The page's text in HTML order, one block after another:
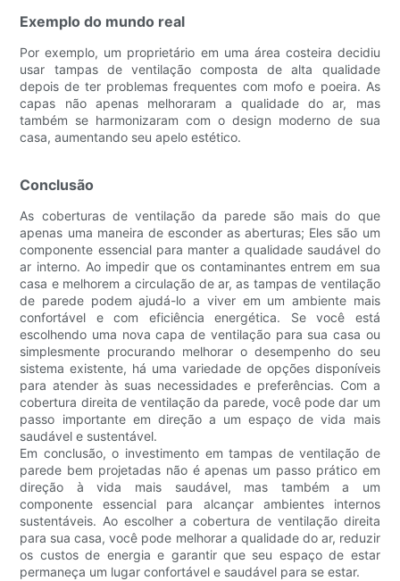
Exemplo do mundo real
Por exemplo, um proprietário em uma área costeira decidiu
usar tampas de ventilação composta de alta qualidade
depois de ter problemas frequentes com mofo e poeira. As
capas não apenas melhoraram a qualidade do ar, mas
também se harmonizaram com o design moderno de sua
casa, aumentando seu apelo estético.
Conclusão
As coberturas de ventilação da parede são mais do que
apenas uma maneira de esconder as aberturas; Eles são um
componente essencial para manter a qualidade saudável do
ar interno. Ao impedir que os contaminantes entrem em sua
casa e melhorem a circulação de ar, as tampas de ventilação
de parede podem ajudá-lo a viver em um ambiente mais
confortável e com eficiência energética. Se você está
escolhendo uma nova capa de ventilação para sua casa ou
simplesmente procurando melhorar o desempenho do seu
sistema existente, há uma variedade de opções disponíveis
para atender às suas necessidades e preferências. Com a
cobertura direita de ventilação da parede, você pode dar um
passo importante em direção a um espaço de vida mais
saudável e sustentável.
Em conclusão, o investimento em tampas de ventilação de
parede bem projetadas não é apenas um passo prático em
direção à vida mais saudável, mas também a um
componente essencial para alcançar ambientes internos
sustentáveis. Ao escolher a cobertura de ventilação direita
para sua casa, você pode melhorar a qualidade do ar, reduzir
os custos de energia e garantir que seu espaço de estar
permaneça um lugar confortável e saudável para se estar.